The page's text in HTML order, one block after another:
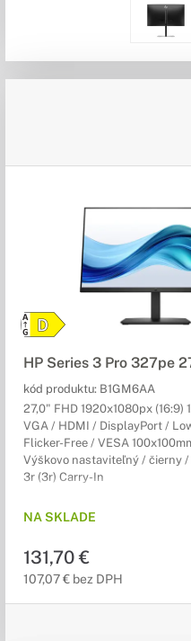
HP Series 3 Pro 327pe
kód produktu: B1GM6AA
27,0" FHD 1920x1080px (16:9)
VGA / HDMI / DisplayPort /
Flicker-Free / VESA
Výškovo nastaviteľný / čierny
3r (3r) Carry-In
NA SKLADE
131,70 €
107,07 € bez DPH